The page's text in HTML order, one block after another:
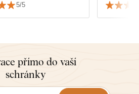
5/5
přímo do vaší
schránky